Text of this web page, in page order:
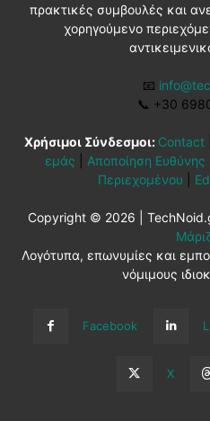
πρακτικές συμβουλές και
χορηγούμενο
📧
📞 +30
Χρήσιμοι Σύνδεσμοι: Contact
εμάς
Αποποίηση Ευθύνης
Περιεχομένου
Copyright © 2026 |
Λογότυπα, επωνυμίες και
νόμιμους
Facebook
X